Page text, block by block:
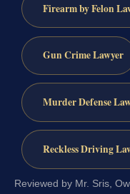
Firearm by Felon
Gun Crime Lawyer
Murder Defense
Reckless Driving
Reviewed by Mr. Sris,